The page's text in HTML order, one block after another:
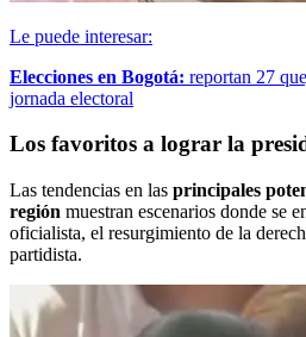
Le puede interesar:
Elecciones en Bogotá: reportan 27
jornada electoral
Los favoritos a lograr la
Las tendencias en las principales
región muestran escenarios donde se
oficialista, el resurgimiento de la
partidista.